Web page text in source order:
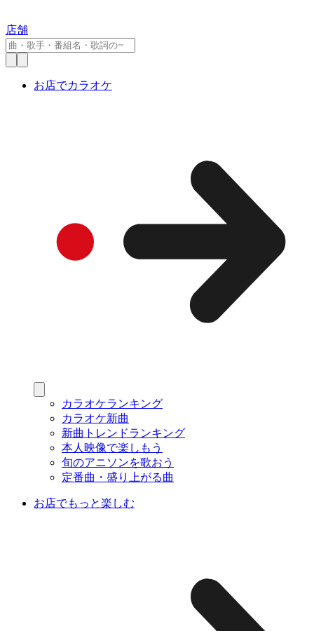
店舗
お店でカラオケ
カラオケランキング
カラオケ新曲
新曲トレンドランキング
本人映像で楽しもう
旬のアニソンを歌おう
定番曲・盛り上がる曲
お店でもっと楽しむ